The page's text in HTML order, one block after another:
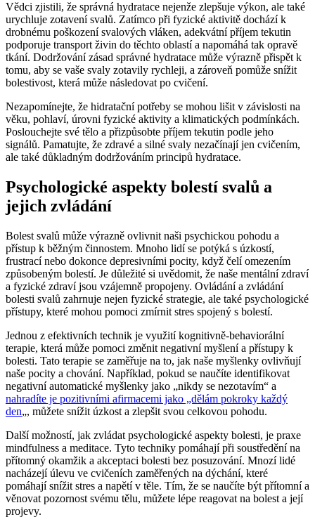
Vědci zjistili, že správná hydratace nejenže zlepšuje výkon, ale také
urychluje zotavení svalů. Zatímco při fyzické aktivitě dochází k
drobnému poškození svalových vláken, adekvátní příjem tekutin
podporuje transport živin do těchto oblastí a napomáhá tak opravě
tkání. Dodržování zásad správné hydratace může výrazně přispět k
tomu, aby se vaše svaly zotavily rychleji, a zároveň pomůže snížit
bolestivost, která může následovat po cvičení.
Nezapomínejte, že hidratační potřeby se mohou lišit v závislosti na
věku, pohlaví, úrovni fyzické aktivity a klimatických podmínkách.
Poslouchejte své tělo a přizpůsobte příjem tekutin podle jeho
signálů. Pamatujte, že zdravé a silné svaly nezačínají jen cvičením,
ale také důkladným dodržováním principů hydratace.
Psychologické aspekty bolestí svalů a
jejich zvládání
Bolest svalů může výrazně ovlivnit naši psychickou pohodu a
přístup k běžným činnostem. Mnoho lidí se potýká s úzkostí,
frustrací nebo dokonce depresivními pocity, když čelí omezením
způsobeným bolestí. Je důležité si uvědomit, že naše mentální zdraví
a fyzické zdraví jsou vzájemně propojeny. Ovládání a zvládání
bolesti svalů zahrnuje nejen fyzické strategie, ale také psychologické
přístupy, které mohou pomoci zmírnit stres spojený s bolestí.
Jednou z efektivních technik je využití kognitivně-behaviorální
terapie, která může pomoci změnit negativní myšlení a přístupy k
bolesti. Tato terapie se zaměřuje na to, jak naše myšlenky ovlivňují
naše pocity a chování. Například, pokud se naučíte identifikovat
negativní automatické myšlenky jako „nikdy se nezotavím“ a
nahradíte je pozitivními afirmacemi jako „dělám pokroky každý
den„, můžete snížit úzkost a zlepšit svou celkovou pohodu.
Další možností, jak zvládat psychologické aspekty bolesti, je praxe
mindfulness a meditace. Tyto techniky pomáhají při soustředění na
přítomný okamžik a akceptaci bolesti bez posuzování. Mnozí lidé
nacházejí úlevu ve cvičeních zaměřených na dýchání, které
pomáhají snížit stres a napětí v těle. Tím, že se naučíte být přítomní a
věnovat pozornost svému tělu, můžete lépe reagovat na bolest a její
projevy.